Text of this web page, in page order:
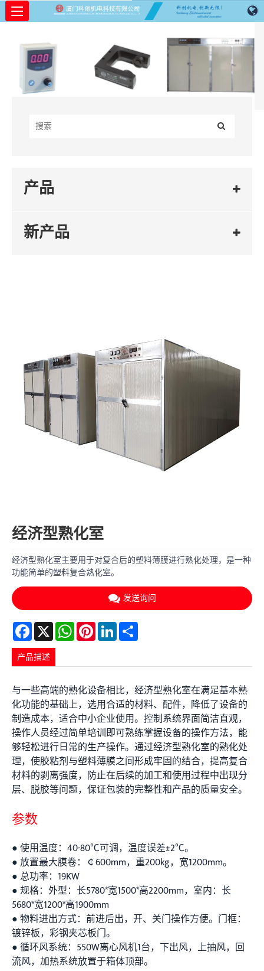
产品
新产品
经济型熟化室
经济型熟化室主要用于对复合后的塑料薄膜进行熟化处理，是一种
功能简单的塑料复合熟化室。
发送询问
Facebook
X WhatsAppPinterestLinkedIn
产品描述
与一些高端的熟化设备相比，经济型熟化室在满足基本熟
化功能的基础上，选用合适的材料、配件，降低了设备的
制造成本，适合中小企业使用。控制系统界面简洁直观，
操作人员经过简单培训即可熟练掌握设备的操作方法，能
够轻松进行日常的生产操作。通过经济型熟化室的熟化处
理，使胶粘剂与塑料薄膜之间形成牢固的结合，提高复合
材料的剥离强度，防止在后续的加工和使用过程中出现分
层、脱胶等问题，保证包装的完整性和产品的质量安全。
参数
● 使用温度：40-80℃可调，温度误差±2℃。
● 放置最大膜卷：￠600mm，重200kg，宽1200mm。
● 总功率：19KW
● 规格：外型：长5780*宽1500*高2200mm，室内：长
5680*宽1200*高1900mm
● 物料进出方式：前进后出，开、关门操作方便。门框：
镀锌板，彩钢夹芯板门。
● 循环风系统：550W离心风机1台，下出风，上抽风，回
流风，加热系统放置于箱体顶部。